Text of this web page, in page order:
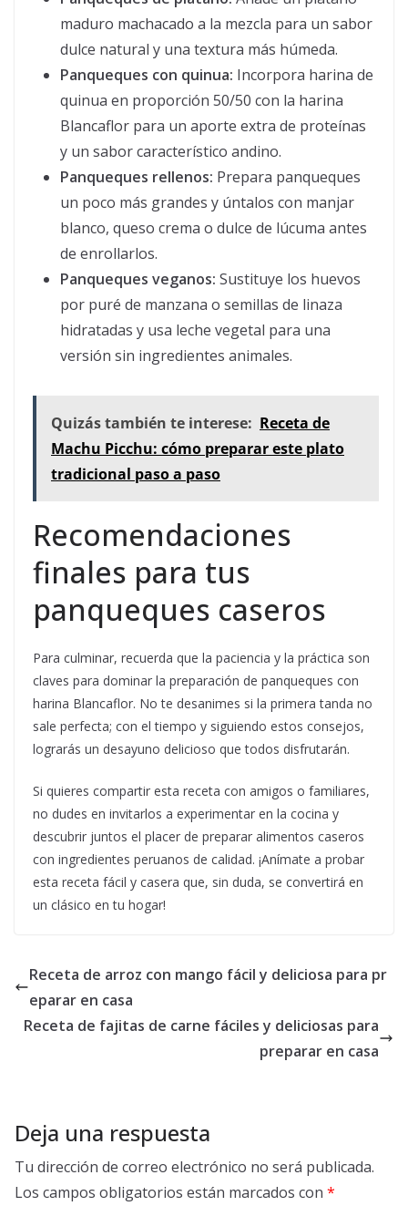
maduro machacado a la mezcla para un sabor
dulce natural y una textura más húmeda.
Panqueques con quinua: Incorpora harina de
quinua en proporción 50/50 con la harina
Blancaflor para un aporte extra de proteínas
y un sabor característico andino.
Panqueques rellenos: Prepara panqueques
un poco más grandes y úntalos con manjar
blanco, queso crema o dulce de lúcuma antes
de enrollarlos.
Panqueques veganos: Sustituye los huevos
por puré de manzana o semillas de linaza
hidratadas y usa leche vegetal para una
versión sin ingredientes animales.
Quizás también te interese: Receta de
Machu Picchu: cómo preparar este plato
tradicional paso a paso
Recomendaciones
finales para tus
panqueques caseros
Para culminar, recuerda que la paciencia y la práctica son
claves para dominar la preparación de panqueques con
harina Blancaflor. No te desanimes si la primera tanda no
sale perfecta; con el tiempo y siguiendo estos consejos,
lograrás un desayuno delicioso que todos disfrutarán.
Si quieres compartir esta receta con amigos o familiares,
no dudes en invitarlos a experimentar en la cocina y
descubrir juntos el placer de preparar alimentos caseros
con ingredientes peruanos de calidad. ¡Anímate a probar
esta receta fácil y casera que, sin duda, se convertirá en
un clásico en tu hogar!
Receta de arroz con mango fácil y deliciosa para pr
eparar en casa
Receta de fajitas de carne fáciles y deliciosas para
preparar en casa
Deja una respuesta
Tu dirección de correo electrónico no será publicada.
Los campos obligatorios están marcados con *